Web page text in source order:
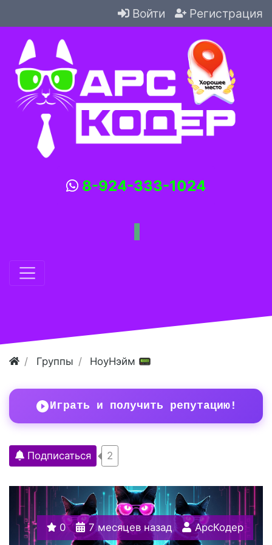
Войти Регистрация
8-924-333-1024
Группы НоуНэйм 📟
Играть и получить репутацию!
Подписаться 2
0 7 месяцев назад АрсКодер